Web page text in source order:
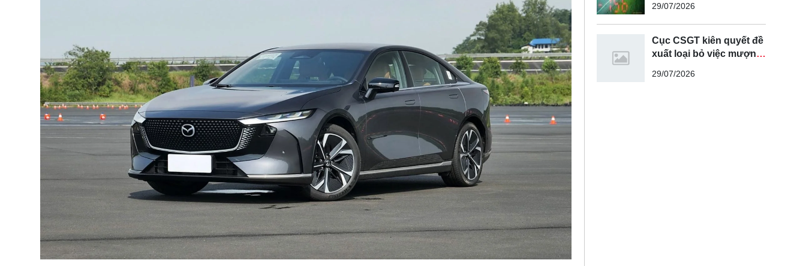
29/07/2026
Cục CSGT kiên quyết đề
xuất loại bỏ việc mượn
để vượt xe
29/07/2026